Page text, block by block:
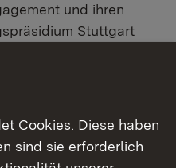
und ihren
Stuttgart
die Dynamik, mit der
der Corona-
Infektionsschutz
ausländischen
Cookies. Diese haben
sind sie erforderlich